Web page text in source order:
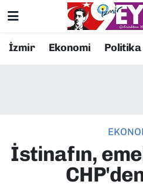
İzmir Ekonomi Politika
İstinafın,
Resmi İlanlar
EKONOMİ
Konak Nöbetçi
Süper Lig Puan
Tüm Manşetler